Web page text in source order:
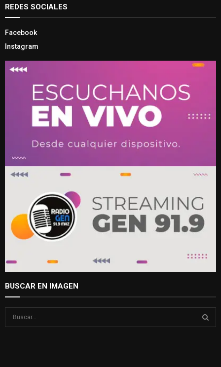
REDES SOCIALES
Facebook
Instagram
BUSCAR EN IMAGEN